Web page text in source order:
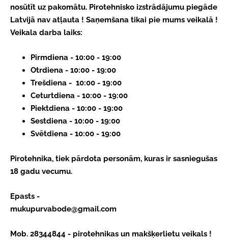
nosūtīt uz pakomātu. Pirotehnisko izstrādājumu piegāde
Latvijā nav atļauta ! Saņemšana tikai pie mums veikalā !
Veikala darba laiks:
Pirmdiena - 10:00 - 19:00
Otrdiena - 10:00 - 19:00
Trešdiena - 10:00 - 19:00
Ceturtdiena - 10:00 - 19:00
Piektdiena - 10:00 - 19:00
Sestdiena - 10:00 - 19:00
Svētdiena - 10:00 - 19:00
Pirotehnika, tiek pārdota personām, kuras ir sasniegušas
18 gadu vecumu.
Epasts -
mukupurvabode@gmail.com
Mob. 28344844 - pirotehnikas un makšķerlietu veikals !